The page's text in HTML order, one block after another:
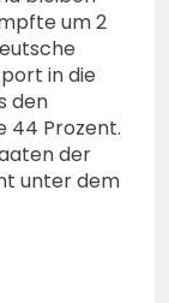
um 2
in die
den
44 Prozent.
der
unter dem